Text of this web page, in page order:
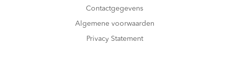
Contactgegevens
Algemene voorwaarden
Privacy Statement